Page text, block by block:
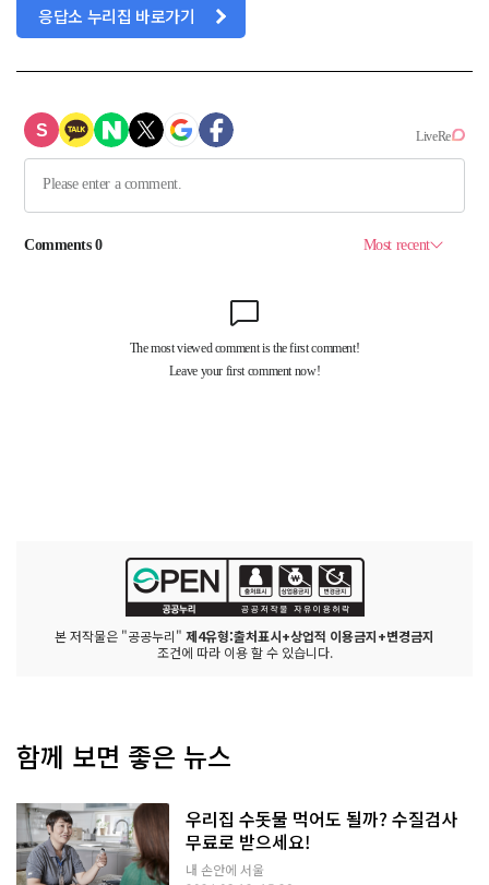
응답소 누리집 바로가기
본 저작물은 "공공누리" 제4유형:출처표시+상업적 이용금지+변경금지
조건에 따라 이용 할 수 있습니다.
함께 보면 좋은 뉴스
우리집 수돗물 먹어도 될까? 수질검사
무료로 받으세요!
내 손안에 서울